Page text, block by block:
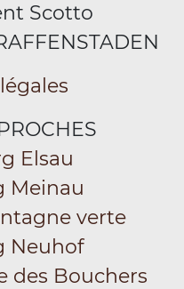
Scotto
Elsau
Meinau
verte
Neuhof
des Bouchers